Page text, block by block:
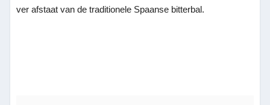
ver afstaat van de traditionele Spaanse bitterbal.